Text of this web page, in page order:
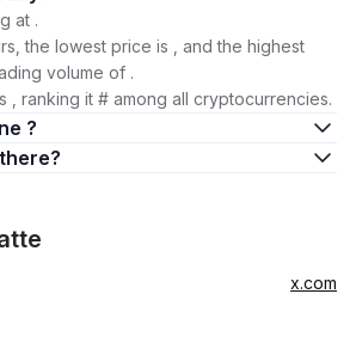
at .
the lowest price is , and the highest
volume of .
, ranking it # among all cryptocurrencies.
?
are there?
x.com